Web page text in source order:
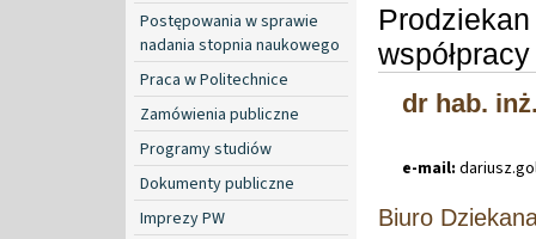
Postępowania w sprawie
nadania stopnia naukowego
Praca w Politechnice
Zamówienia publiczne
Programy studiów
Dokumenty publiczne
Imprezy PW
dr hab.
e-mail: dariusz.
Biuro